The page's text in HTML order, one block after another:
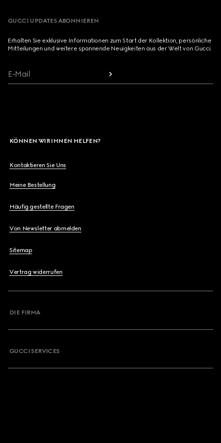
GUCCI UPDATES ABONNIEREN
Erhalten Sie exklusive Informationen zum Start der Kollektion, persönliche
Mitteilungen und weitere spannende Neuigkeiten aus der Welt von Gucci.
E-Mail
KÖNNEN WIR IHNEN HELFEN?
Kontaktieren Sie Uns
Meine Bestellung
Häufig gestellte Fragen
Von Newsletter abmelden
Sitemap
Vertrag widerrufen
DIE FIRMA
GUCCI SERVICES